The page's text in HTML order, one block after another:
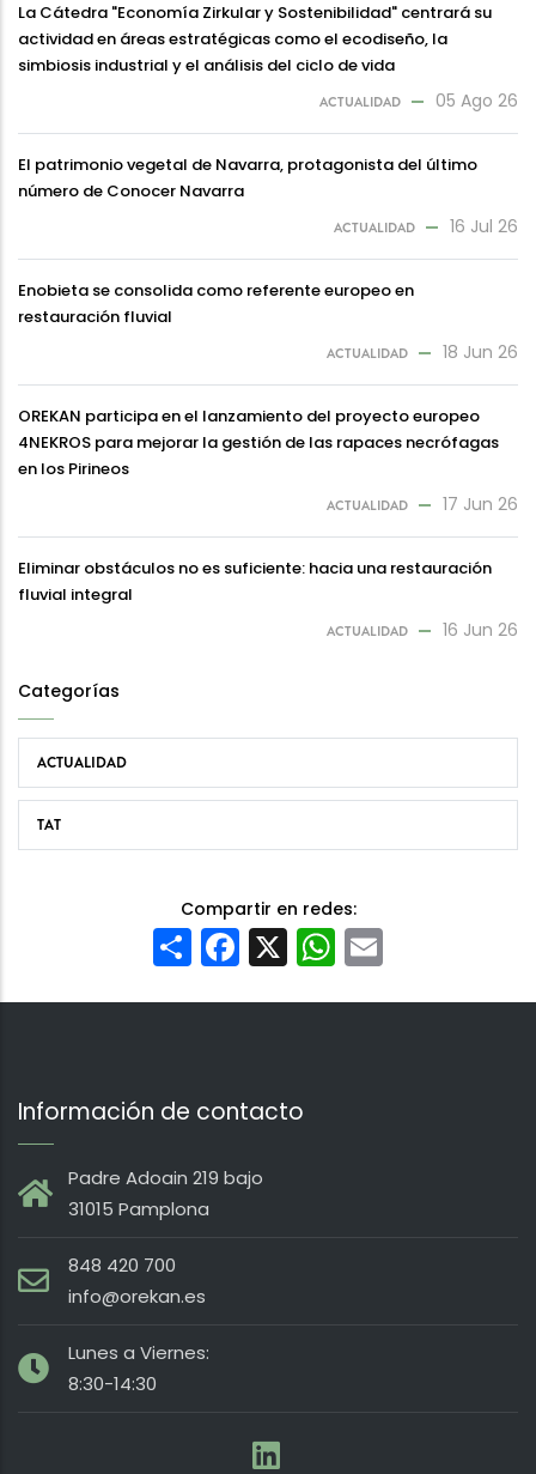
La Cátedra "Economía Zirkular y Sostenibilidad" centrará su
actividad en áreas estratégicas como el ecodiseño, la
simbiosis industrial y el análisis del ciclo de vida
ACTUALIDAD 05 Ago 26
El patrimonio vegetal de Navarra, protagonista del último
número de Conocer Navarra
ACTUALIDAD 16 Jul 26
Enobieta se consolida como referente europeo en
restauración fluvial
ACTUALIDAD 18 Jun 26
OREKAN participa en el lanzamiento del proyecto europeo
4NEKROS para mejorar la gestión de las rapaces necrófagas
en los Pirineos
ACTUALIDAD 17 Jun 26
Eliminar obstáculos no es suficiente: hacia una restauración
fluvial integral
ACTUALIDAD 16 Jun 26
Categorías
ACTUALIDAD
TAT
Compartir en redes:
ShareFacebook
X WhatsApp
Información de contacto
Padre Adoain 219 bajo
31015 Pamplona
848 420 700
info@orekan.es
Lunes a Viernes:
8:30-14:30